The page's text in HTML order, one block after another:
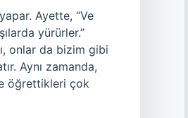
Ayette, “Ve
yürürler.”
onlar da bizim gibi
Aynı zamanda,
öğrettikleri çok